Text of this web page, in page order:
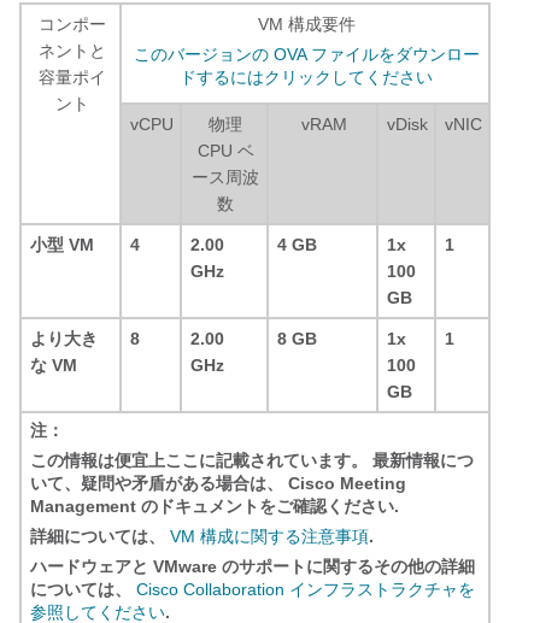
コンポー
ネントと
容量ポイ
ント
VM 構成要件
このバージョンの OVA ファイルをダウンロー
ドするにはクリックしてください
vCPU
物理
CPU ベ
ース周波
数
vRAM vDisk vNIC
小型 VM 4
2.00
GHz
4 GB
1x
100
GB
1
より大き
な VM
8
2.00
GHz
8 GB
1x
100
GB
1
注：
この情報は便宜上ここに記載されています。 最新情報につ
いて、疑問や矛盾がある場合は、 Cisco Meeting
Management のドキュメントをご確認ください.
詳細については、 VM 構成に関する注意事項.
ハードウェアと VMware のサポートに関するその他の詳細
については、 Cisco Collaboration インフラストラクチャを
参照してください.